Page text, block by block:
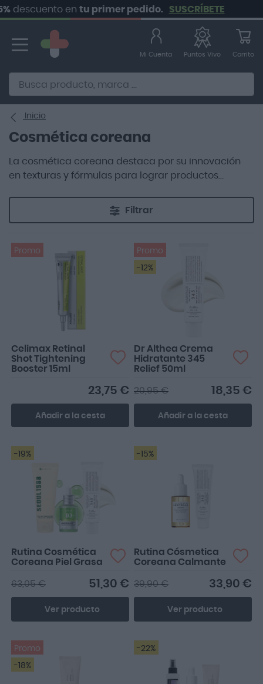
entu primer pedido. SUSCRÍBETE
contenido
Alternative to Doofinder Ecommerce Search
Mi Cuenta Puntos Vivo Carrito
Inicio
Cosmética coreana
La cosmética coreana destaca por su innovación
en texturas y fórmulas para lograr productos
Filtrar
Promo
Celimax Retinal
Shot Tightening
Booster 15ml
23,75 €
Añadir a la cesta
Promo
-12%
Dr Althea Crema
Hidratante 345
Relief 50ml
18,35 €
20,95 €
Añadir a la cesta
-19%
Rutina Cosmética
Coreana Piel Grasa
51,30 €
63,05 €
Ver producto
-15%
Rutina Cósmetica
Coreana Calmante
33,90 €
39,90 €
Ver producto
Promo
-18%
-22%